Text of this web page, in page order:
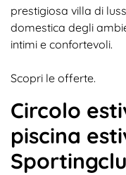
prestigiosa villa di
domestica degli
intimi e confortevoli.
Scopri le offerte.
Circolo
piscina